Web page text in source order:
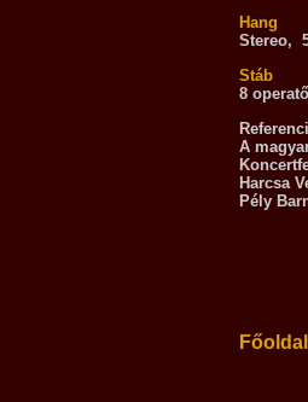
Hang
Stereo,
Stáb
8
A
Harcsa
Pély
Főoldal